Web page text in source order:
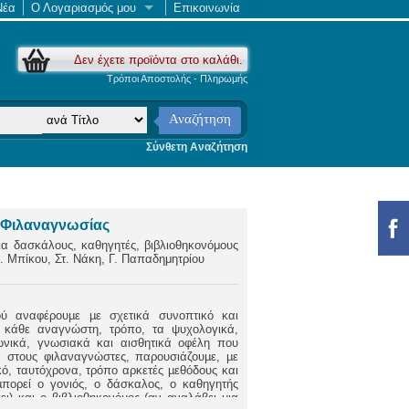
Ο Λογαριασμός μου Επικοινωνία
Δεν έχετε προϊόντα στο καλάθι.
Τρόποι Αποστολής - Πληρωμής
Αναζήτηση
Σύνθετη Αναζήτηση
Φιλαναγνωσίας
δασκάλους, καθηγητές, βιβλιοθηκονόμους
Μπίκου, Στ. Νάκη, Γ. Παπαδημητρίου
αναφέρουµε µε σχετικά συνοπτικό και
αναγνώστη, τρόπο, τα ψυχολογικά,
γνωσιακά και αισθητικά οφέλη που
φιλαναγνώστες, παρουσιάζουµε, µε
ταυτόχρονα, τρόπο αρκετές µεθόδους και
ο γονιός, ο δάσκαλος, ο καθηγητής
και ο βιβλιοθηκονόµος (αν αναλάβει µια